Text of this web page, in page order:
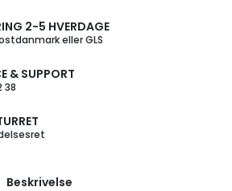
2-5 HVERDAGE
eller GLS
& SUPPORT
38
Beskrivelse